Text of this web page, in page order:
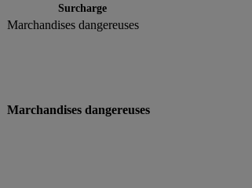
Surcharge
Marchandises dangereuses
Marchandises dangereuses